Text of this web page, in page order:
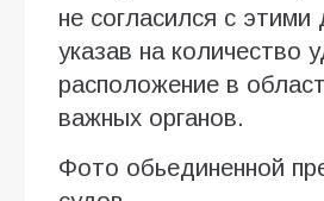
не согласился с
указав на количество
расположение в
важных органов.
Фото обьединенной